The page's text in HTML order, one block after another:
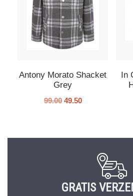
Antony Morato Shacket
Grey
99.00 49.50
In
GRATIS